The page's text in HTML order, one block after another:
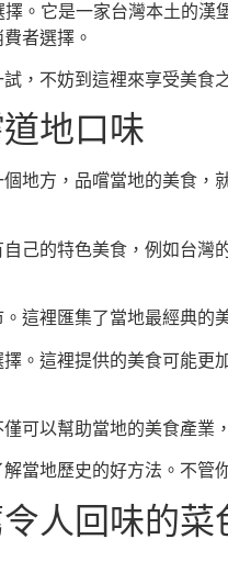
。它是一家台灣本土的
者選擇。
，不妨到這裡來享受美食
地口味
地方，品嚐當地的美食
己的特色美食，例如台
這裡匯集了當地最經典的
。這裡提供的美食可能
可以幫助當地的美食產業
當地歷史的好方法。不管
人回味的菜